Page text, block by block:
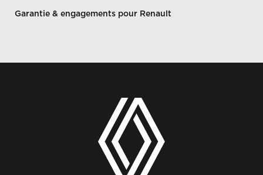
Garantie & engagements pour Renault